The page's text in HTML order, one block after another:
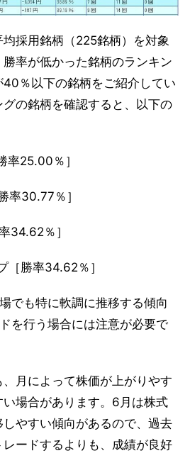
採用銘柄（225銘柄）を対象
率が低かった銘柄のランキン
％以下の銘柄をご紹介してい
の銘柄を確認すると、以下の
率25.00％］
率30.77％］
34.62％］
［勝率34.62％］
でも特に軟調に推移する傾向
を行う場合には注意が必要で
月によって株価が上がりやす
場合があります。6月は株式
やすい傾向があるので、過去
ードするよりも、成績が良好